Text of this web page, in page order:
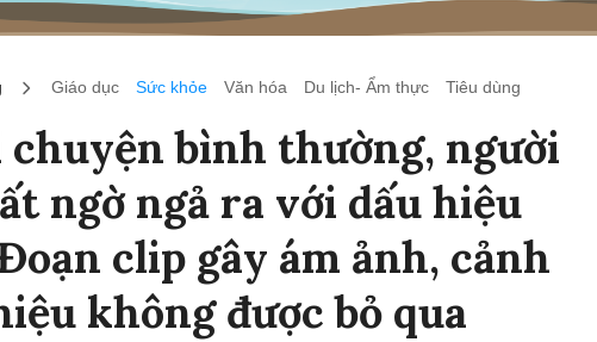
Giáo dục Sức khỏe Văn hóa Du lịch- Ẩm thực Tiêu dùng
bình thường, người
ngờ ngả ra với dấu hiệu
clip gây ám ảnh, cảnh
không được bỏ qua